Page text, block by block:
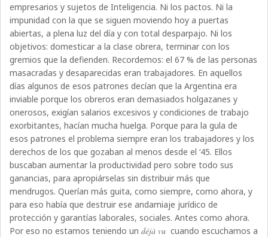
empresarios y sujetos de Inteligencia. Ni los pactos. Ni la
impunidad con la que se siguen moviendo hoy a puertas
abiertas, a plena luz del día y con total desparpajo. Ni los
objetivos: domesticar a la clase obrera, terminar con los
gremios que la defienden. Recordemos: el 67 % de las personas
masacradas y desaparecidas eran trabajadores. En aquellos
días algunos de esos patrones decían que la Argentina era
inviable porque los obreros eran demasiados holgazanes y
onerosos, exigían salarios excesivos y condiciones de trabajo
exorbitantes, hacían mucha huelga. Porque para la gula de
esos patrones el problema siempre eran los trabajadores y los
derechos de los que gozaban al menos desde el ‘45. Ellos
buscaban aumentar la productividad pero sobre todo sus
ganancias, para apropiárselas sin distribuir más que
mendrugos. Querían más guita, como siempre, como ahora, y
para eso había que destruir ese andamiaje jurídico de
protección y garantías laborales, sociales. Antes como ahora.
Por eso no estamos teniendo undéjà vu cuando escuchamos a